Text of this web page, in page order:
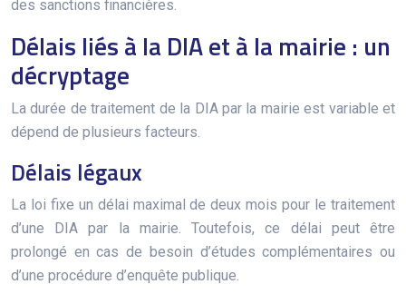
des sanctions financières.
Délais liés à la DIA et à la mairie : un
décryptage
La durée de traitement de la DIA par la mairie est variable et
dépend de plusieurs facteurs.
Délais légaux
La loi fixe un délai maximal de deux mois pour le traitement
d’une DIA par la mairie. Toutefois, ce délai peut être
prolongé en cas de besoin d’études complémentaires ou
d’une procédure d’enquête publique.